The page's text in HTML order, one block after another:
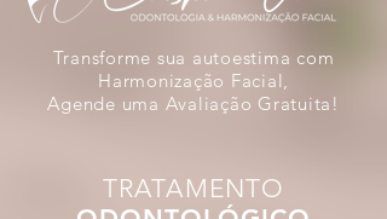
Transforme sua autoestima com
Harmonização Facial,
Agende uma Avaliação Gratuita!
TRATAMENTO